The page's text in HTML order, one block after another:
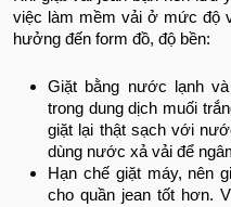
việc làm mềm vải ở mức độ
hưởng đến form đồ, độ bền:
Giặt bằng nước lạnh
trong dung dịch muối
giặt lại thật sạch với
dùng nước xả vải để
Hạn chế giặt máy, nên
cho quần jean tốt hơn.